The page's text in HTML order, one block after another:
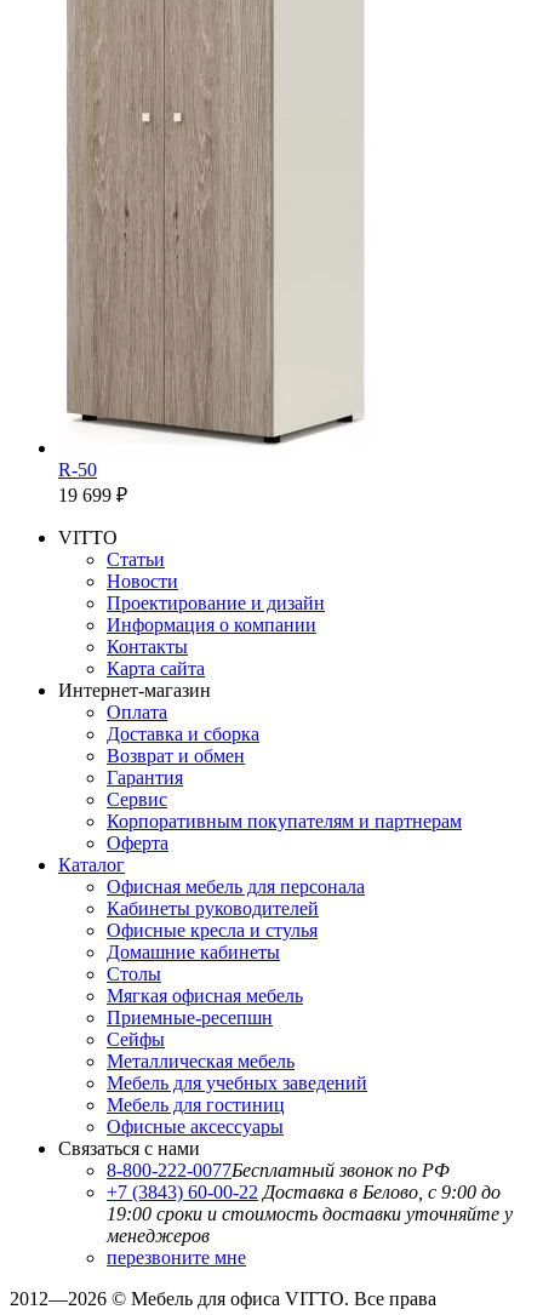
R-50
19 699 ₽
VITTO
Статьи
Новости
Проектирование и дизайн
Информация о компании
Контакты
Карта сайта
Интернет-магазин
Оплата
Доставка и сборка
Возврат и обмен
Гарантия
Сервис
Корпоративным покупателям и партнерам
Оферта
Каталог
Офисная мебель для персонала
Кабинеты руководителей
Офисные кресла и стулья
Домашние кабинеты
Столы
Мягкая офисная мебель
Приемные-ресепшн
Сейфы
Металлическая мебель
Мебель для учебных заведений
Мебель для гостиниц
Офисные аксессуары
Связаться с нами
8-800-222-0077Бесплатный звонок по РФ
+7 (3843) 60-00-22 Доставка в Белово, с 9:00 до
19:00 сроки и стоимость доставки уточняйте у
менеджеров
перезвоните мне
2012—2026 © Мебель для офиса VITTO. Все права